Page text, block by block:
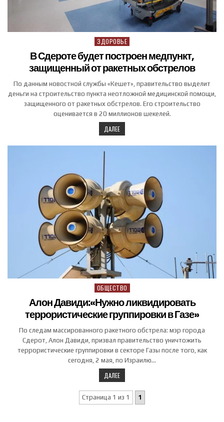
Posted in
ЗДОРОВЬЕ
В Сдероте будет построен медпункт,
защищенный от ракетных обстрелов
По данным новостной службы «Кешет», правительство выделит
деньги на строительство пункта неотложной медицинской помощи,
защищенного от ракетных обстрелов. Его строительство
оценивается в 20 миллионов шекелей.
ДАЛЕЕ
Posted in
ОБЩЕСТВО
Алон Давиди:«Нужно ликвидировать
террористические группировки в Газе»
По следам массированного ракетного обстрела: мэр города
Сдерот, Алон Давиди, призвал правительство уничтожить
террористические группировки в секторе Газы после того, как
сегодня, 2 мая, по Израилю…
ДАЛЕЕ
Страница 1 из 1 1